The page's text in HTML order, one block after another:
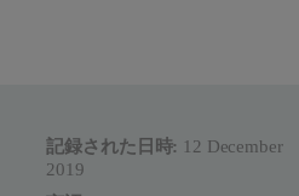
記録された日時: 12 December
2019